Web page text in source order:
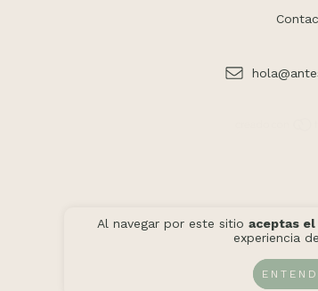
Al navegar por este sitioaceptas
experiencia